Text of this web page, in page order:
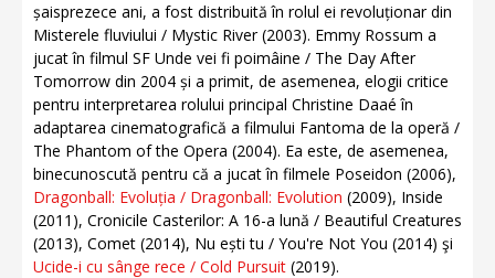
șaisprezece ani, a fost distribuită în rolul ei revoluționar din
Misterele fluviului / Mystic River (2003). Emmy Rossum a
jucat în filmul SF Unde vei fi poimâine / The Day After
Tomorrow din 2004 și a primit, de asemenea, elogii critice
pentru interpretarea rolului principal Christine Daaé în
adaptarea cinematografică a filmului Fantoma de la operă /
The Phantom of the Opera (2004). Ea este, de asemenea,
binecunoscută pentru că a jucat în filmele Poseidon (2006),
Dragonball: Evoluția / Dragonball: Evolution (2009), Inside
(2011), Cronicile Casterilor: A 16-a lună / Beautiful Creatures
(2013), Comet (2014), Nu ești tu / You're Not You (2014) şi
Ucide-i cu sânge rece / Cold Pursuit (2019).